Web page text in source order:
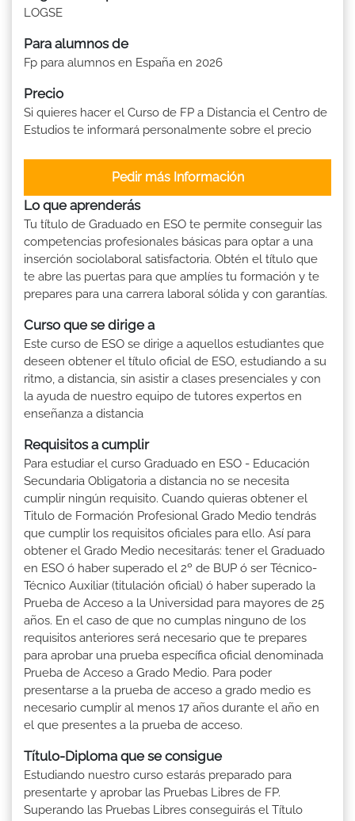
LOGSE
Para alumnos de
Fp para alumnos en España en 2026
Precio
Si quieres hacer el Curso de FP a Distancia el Centro de
Estudios te informará personalmente sobre el precio
Pedir más Información
Lo que aprenderás
Tu título de Graduado en ESO te permite conseguir las
competencias profesionales básicas para optar a una
inserción sociolaboral satisfactoria. Obtén el título que
te abre las puertas para que amplíes tu formación y te
prepares para una carrera laboral sólida y con garantías.
Curso que se dirige a
Este curso de ESO se dirige a aquellos estudiantes que
deseen obtener el título oficial de ESO, estudiando a su
ritmo, a distancia, sin asistir a clases presenciales y con
la ayuda de nuestro equipo de tutores expertos en
enseñanza a distancia
Requisitos a cumplir
Para estudiar el curso Graduado en ESO - Educación
Secundaria Obligatoria a distancia no se necesita
cumplir ningún requisito. Cuando quieras obtener el
Titulo de Formación Profesional Grado Medio tendrás
que cumplir los requisitos oficiales para ello. Así para
obtener el Grado Medio necesitarás: tener el Graduado
en ESO ó haber superado el 2º de BUP ó ser Técnico-
Técnico Auxiliar (titulación oficial) ó haber superado la
Prueba de Acceso a la Universidad para mayores de 25
años. En el caso de que no cumplas ninguno de los
requisitos anteriores será necesario que te prepares
para aprobar una prueba específica oficial denominada
Prueba de Acceso a Grado Medio. Para poder
presentarse a la prueba de acceso a grado medio es
necesario cumplir al menos 17 años durante el año en
el que presentes a la prueba de acceso.
Título-Diploma que se consigue
Estudiando nuestro curso estarás preparado para
presentarte y aprobar las Pruebas Libres de FP.
Superando las Pruebas Libres conseguirás el Título